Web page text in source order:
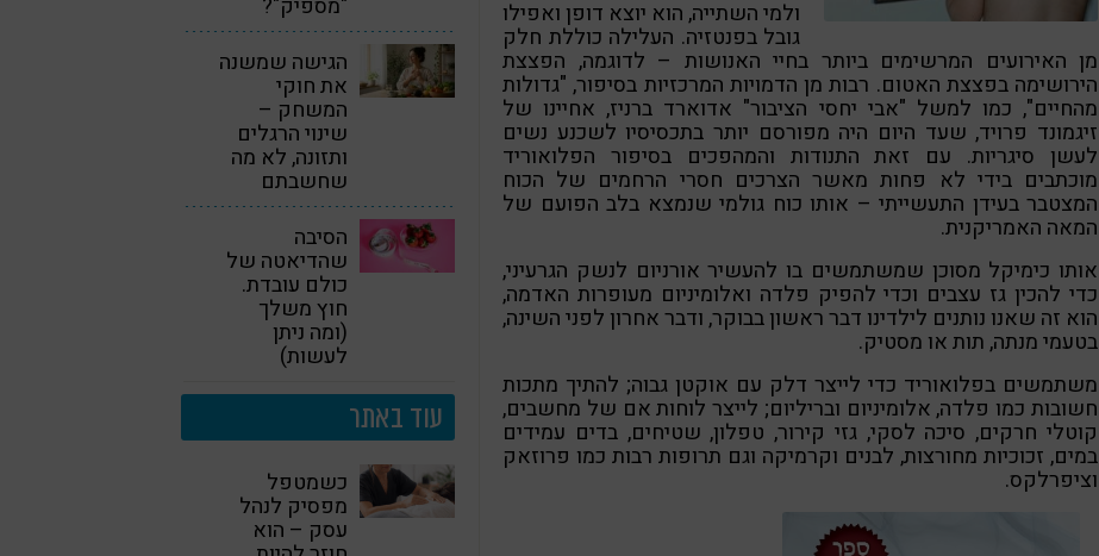
ולמי השתייה, הוא יוצא דופן ואפילו
גובל בפנטזיה. העלילה כוללת חלק
מן האירועים המרשימים ביותר בחיי האנושות – לדוגמה, הפצצת
הירושימה בפצצת האטום. רבות מן הדמויות המרכזיות בסיפור, "גדולות
מהחיים", כמו למשל "אבי יחסי הציבור" אדוארד ברניז, אחיינו של
זיגמונד פרויד, שעד היום היה מפורסם יותר בתכסיסיו לשכנע נשים
לעשן סיגריות. עם זאת התנודות והמהפכים בסיפור הפלואוריד
מוכתבים בידי לא פחות מאשר הצרכים חסרי הרחמים של הכוח
המצטבר בעידן התעשייתי – אותו כוח גולמי שנמצא בלב הפועם של
המאה האמריקנית.
אותו כימיקל מסוכן שמשתמשים בו להעשיר אורניום לנשק הגרעיני,
כדי להכין גז עצבים וכדי להפיק פלדה ואלומיניום מעופרות האדמה,
הוא זה שאנו נותנים לילדינו דבר ראשון בבוקר, ודבר אחרון לפני השינה,
בטעמי מנתה, תות או מסטיק.
משתמשים בפלואוריד כדי לייצר דלק עם אוקטן גבוה; להתיך מתכות
חשובות כמו פלדה, אלומיניום ובריליום; לייצר לוחות אם של מחשבים,
קוטלי חרקים, סיכה לסקי, גזי קירור, טפלון, שטיחים, בדים עמידים
במים, זכוכיות מחורצות, לבנים וקרמיקה וגם תרופות רבות כמו פרוזאק
וציפרלקס.
"מספיק"?
הגישה שמשנה
את חוקי
המשחק –
שינוי הרגלים
ותזונה, לא מה
שחשבתם
הסיבה
שהדיאטה של
כולם עובדת.
חוץ משלך
(ומה ניתן
לעשות)
עוד באתר
כשמטפל
מפסיק לנהל
עסק – הוא